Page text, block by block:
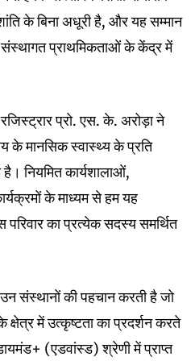
के बिना अधूरी है, और यह सम्मान
संस्थागत प्राथमिकताओं के केंद्र में
प्रो. एस. के. अरोड़ा ने
के मानसिक स्वास्थ्य के प्रति
है। नियमित कार्यशालाओं,
के माध्यम से हम यह
का प्रत्येक सदस्य समर्थित
संस्थानों की पहचान करती है जो
में उत्कृष्टता का प्रदर्शन करते
(एडवांस्ड) श्रेणी में प्राप्त